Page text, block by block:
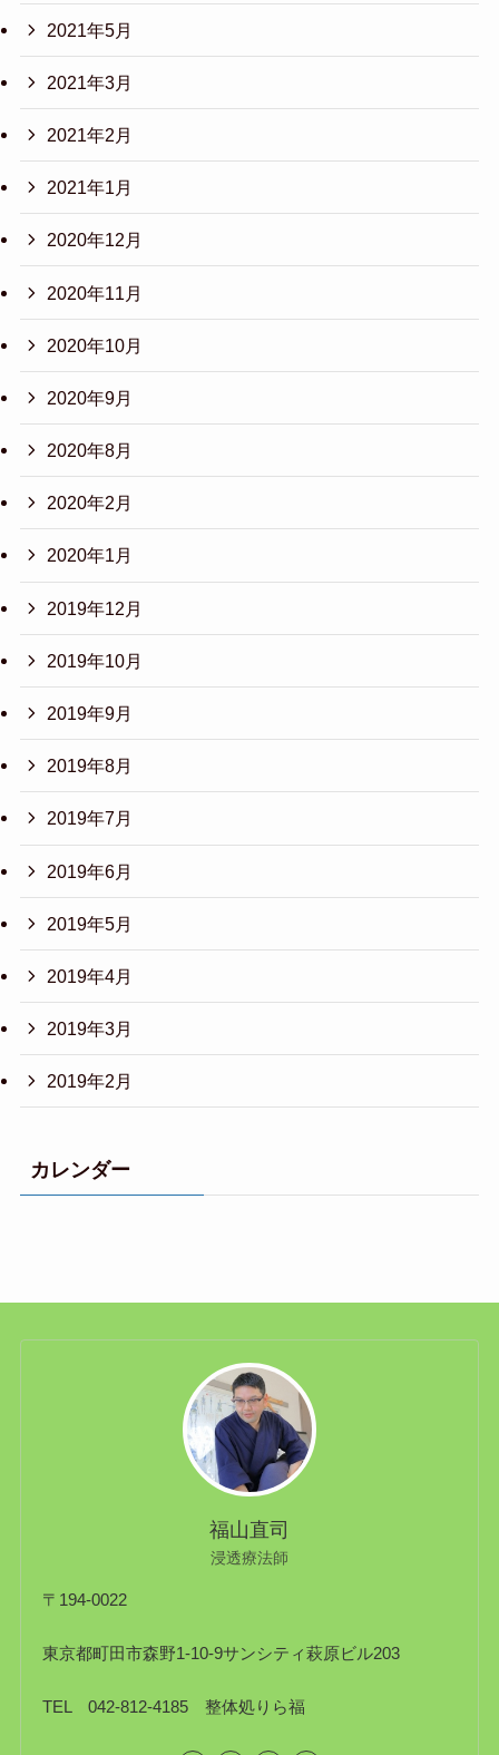
2021年5月
2021年3月
2021年2月
2021年1月
2020年12月
2020年11月
2020年10月
2020年9月
2020年8月
2020年2月
2020年1月
2019年12月
2019年10月
2019年9月
2019年8月
2019年7月
2019年6月
2019年5月
2019年4月
2019年3月
2019年2月
カレンダー
福山直司
浸透療法師
〒194-0022
東京都町田市森野1-10-9サンシティ萩原ビル203
TEL 042-812-4185 整体処りら福